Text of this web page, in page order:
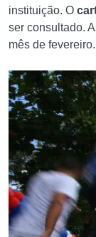
instituição. O
ser consultado.
mês de fevereiro.